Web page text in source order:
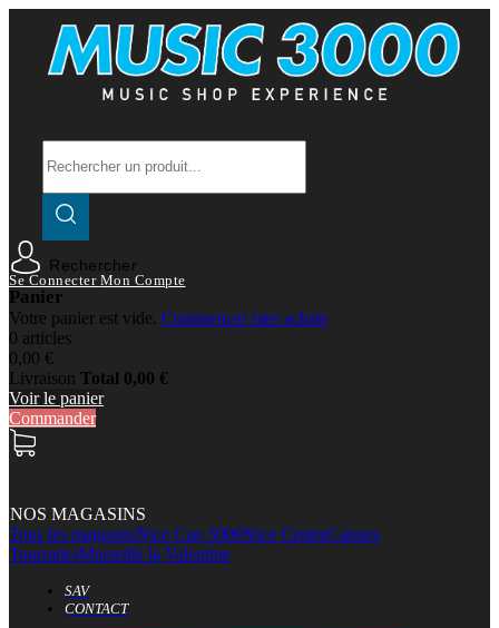
Rechercher
Se Connecter Mon Compte
Panier
Votre panier est vide. Commencer mes achats
0 articles
0,00 €
Livraison Total 0,00 €
Voir le panier
Commander
NOS MAGASINS
Tous les magasinsNice Cap 3000Nice CentreCannes
TourradesMarseille la Valentine
SAV
CONTACT